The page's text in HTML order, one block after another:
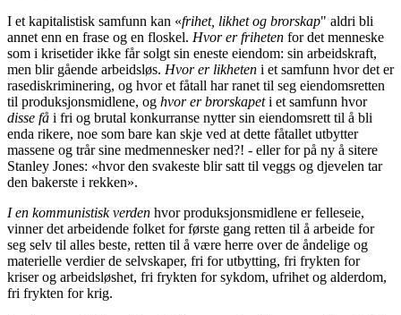
I et kapitalistisk samfunn kan «frihet, likhet og brorskap" aldri bli
annet enn en frase og en floskel. Hvor er friheten for det menneske
som i krisetider ikke får solgt sin eneste eiendom: sin arbeidskraft,
men blir gående arbeidsløs. Hvor er likheten i et samfunn hvor det er
rasediskriminering, og hvor et fåtall har ranet til seg eiendomsretten
til produksjonsmidlene, og hvor er brorskapeti et samfunn hvor
disse få i fri og brutal konkurranse nytter sin eiendomsrett til å bli
enda rikere, noe som bare kan skje ved at dette fåtallet utbytter
massene og trår sine medmennesker ned?! - eller for på ny å sitere
Stanley Jones: «hvor den svakeste blir satt til veggs og djevelen tar
den bakerste i rekken».
I en kommunistisk verden hvor produksjonsmidlene er felleseie,
vinner det arbeidende folket for første gang retten til å arbeide for
seg selv til alles beste, retten til å være herre over de åndelige og
materielle verdier de selvskaper, fri for utbytting, fri frykten for
kriser og arbeidsløshet, fri frykten for sykdom, ufrihet og alderdom,
fri frykten for krig.